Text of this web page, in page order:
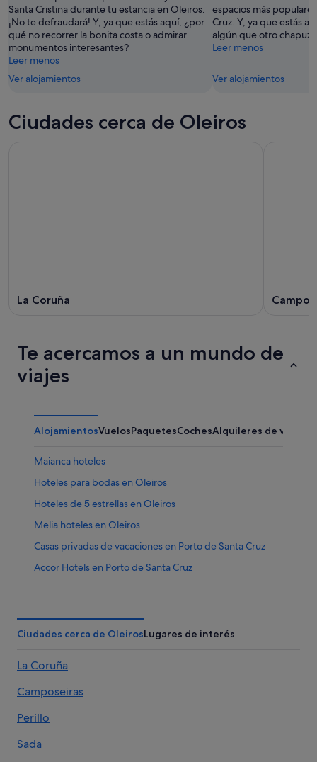
11
ago
14
ago
-
16
Santa Cristina durante tu estancia en Oleiros.
¡No te defraudará! Y, ya que estás aquí, ¿por
qué no recorrer la bonita costa o admirar
monumentos interesantes?
Leer menos
Ver alojamientos
espacios más
Cruz. Y, ya que estás
algún que otro
Leer menos
Ver alojamientos
Ciudades cerca de Oleiros
La Coruña
Te acercamos a un mundo de
viajes
AlojamientosVuelosPaquetesCochesAlquileres de
Maianca hoteles
Hoteles para bodas en Oleiros
Hoteles de 5 estrellas en Oleiros
Melia hoteles en Oleiros
Casas privadas de vacaciones en Porto de Santa Cruz
Accor Hotels en Porto de Santa Cruz
Bastiagueiro hoteles
Hoteles cápsula en Oleiros
Residences en Montrove
Hoteles baratos en Oleiros
Hoteles de 5 estrellas en Porto de Santa Cruz
Ciudades cerca de OleirosLugares de interés
La Coruña
Camposeiras
Perillo
Sada